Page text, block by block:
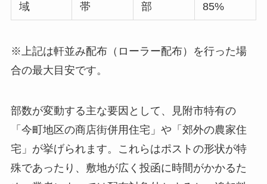
域
帯
部
85%
※上記は軒並み配布（ローラー配布）を行った場
合の最大目安です。
部数が変動する主な要因として、見附市特有の
「今町地区の商店街併用住宅」や「郊外の農家住
宅」が挙げられます。これらはポストの形状が特
殊であったり、敷地が広く投函に時間がかかるた